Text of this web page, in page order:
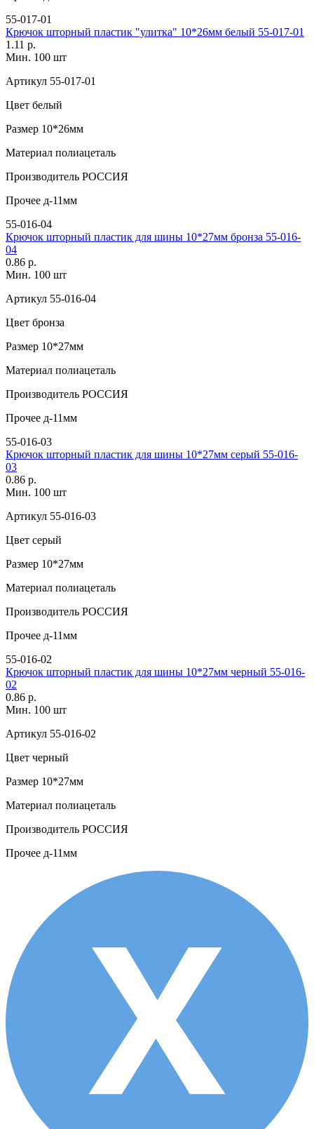
55-017-01
Крючок шторный пластик "улитка" 10*26мм белый 55-017-01
1.11 р.
Мин. 100 шт
Артикул 55-017-01
Цвет белый
Размер 10*26мм
Материал полиацеталь
Производитель РОССИЯ
Прочее д-11мм
55-016-04
Крючок шторный пластик для шины 10*27мм бронза 55-016-
04
0.86 р.
Мин. 100 шт
Артикул 55-016-04
Цвет бронза
Размер 10*27мм
Материал полиацеталь
Производитель РОССИЯ
Прочее д-11мм
55-016-03
Крючок шторный пластик для шины 10*27мм серый 55-016-
03
0.86 р.
Мин. 100 шт
Артикул 55-016-03
Цвет серый
Размер 10*27мм
Материал полиацеталь
Производитель РОССИЯ
Прочее д-11мм
55-016-02
Крючок шторный пластик для шины 10*27мм черный 55-016-
02
0.86 р.
Мин. 100 шт
Артикул 55-016-02
Цвет черный
Размер 10*27мм
Материал полиацеталь
Производитель РОССИЯ
Прочее д-11мм